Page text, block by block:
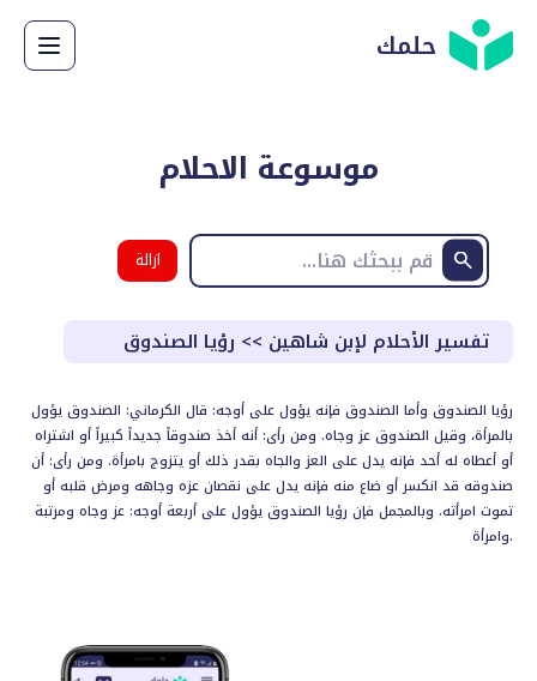
حلمك
موسوعة الاحلام
ازالة
البحث
تفسير الأحلام لإبن شاهين >> رؤيا الصندوق
رؤيا الصندوق وأما الصندوق فإنه يؤول على أوجه: قال الكرماني: الصندوق يؤول
بالمرأة، وقيل الصندوق عز وجاه. ومن رأى: أنه أخذ صندوقاً جديداً كبيراً أو اشتراه
أو أعطاه له أحد فإنه يدل على العز والجاه بقدر ذلك أو يتزوج بامرأة. ومن رأى: أن
صندوقه قد انكسر أو ضاع منه فإنه يدل على نقصان عزه وجاهه ومرض قلبه أو
تموت امرأته. وبالمجمل فإن رؤيا الصندوق يؤول على أربعة أوجه: عز وجاه ومرتبة
وامرأة.